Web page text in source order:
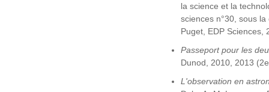
la science et la
sciences n°30, sous
Puget, EDP Sciences,
Passeport pour les
Dunod, 2010, 2013
L'observation en